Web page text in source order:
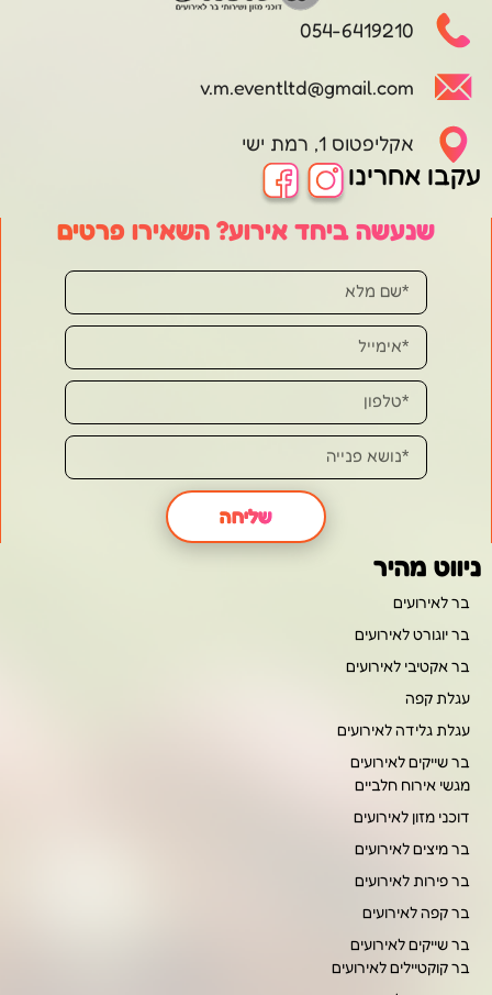
054-6419210
v.m.eventltd@gmail.com
אקליפטוס 1, רמת ישי
עקבו אחרינו
שנעשה ביחד אירוע? השאירו פרטים
שליחה
ניווט מהיר
בר לאירועים
בר יוגורט לאירועים
בר אקטיבי לאירועים
עגלת קפה
עגלת גלידה לאירועים
בר שייקים לאירועים
מגשי אירוח חלביים
דוכני מזון לאירועים
בר מיצים לאירועים
בר פירות לאירועים
בר קפה לאירועים
בר שייקים לאירועים
בר קוקטיילים לאירועים